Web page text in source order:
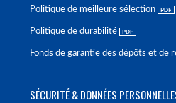
Politique de meilleure sélection
Politique de durabilité
Fonds de garantie des dépôts et de
SÉCURITÉ & DONNÉES